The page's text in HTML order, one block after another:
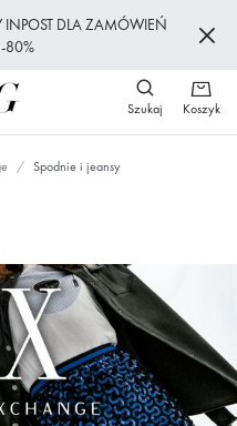
INPOST DLA ZAMÓWIEŃ
80%
Szukaj Koszyk
Spodnie i jeansy